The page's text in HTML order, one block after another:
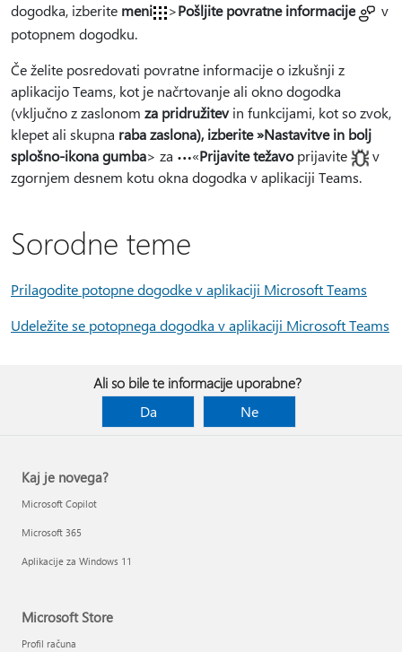
dogodka, izberite meni >Pošljite povratne informacije
v
potopnem dogodku.
Če želite posredovati povratne informacije o izkušnji z
aplikacijo Teams, kot je načrtovanje ali okno dogodka
(vključno z zaslonom za pridružitevin funkcijami, kot so zvok,
klepet ali skupna raba zaslona), izberite »Nastavitve in bolj
splošno-ikona gumba> za «Prijavite težavoprijavite
v
zgornjem desnem kotu okna dogodka v aplikaciji Teams.
Sorodne teme
Prilagodite potopne dogodke v aplikaciji Microsoft Teams
Udeležite se potopnega dogodka v aplikaciji Microsoft Teams
Ali so bile te informacije uporabne?
Da
Ne
Kaj je novega?
Microsoft Copilot
Microsoft 365
Aplikacije za Windows 11
Microsoft Store
Profil računa